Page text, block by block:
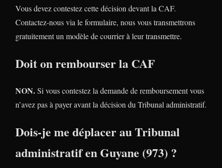
Vous devez contestez cette décision devant la CAF.
Contactez-nous via le formulaire, nous vous transmettrons
gratuitement un modèle de courrier à leur transmettre.
Doit on rembourser la CAF
NON.Si vous contestez la demande de remboursement vous
n’avez pas à payer avant la décision du Tribunal administratif.
Dois-je me déplacer au Tribunal
administratif en Guyane (973) ?